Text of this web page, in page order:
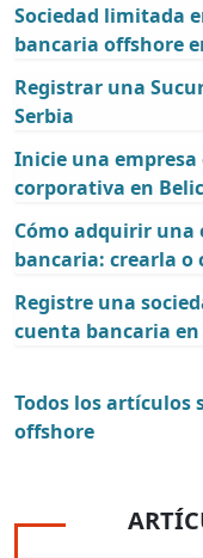
Sociedad limitada
bancaria offshore
Registrar una
Serbia
Inicie una
corporativa en
Cómo adquirir una
bancaria: crearla o
Registre una
cuenta bancaria en
Todos los artículos
offshore